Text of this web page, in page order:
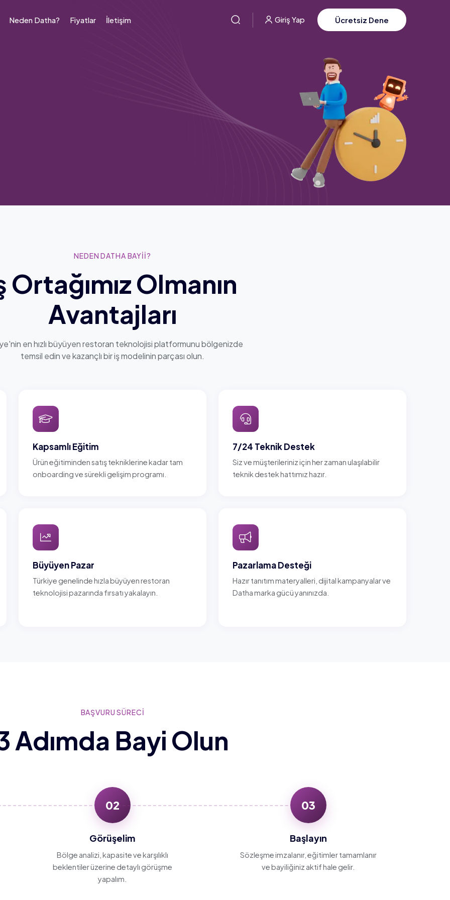
Neden Datha? Fiyatlar İletişim Giriş Yap Ücretsiz Dene
NEDEN DATHA BAYİİ?
Ortağımız Olmanın
Avantajları
en hızlı büyüyen restoran teknolojisi platformunu bölgenizde
temsil edin ve kazançlı bir iş modelinin parçası olun.
Kapsamlı Eğitim
Ürün eğitiminden satış tekniklerine kadar tam
onboarding ve sürekli gelişim programı.
7/24 Teknik Destek
Siz ve müşterileriniz için her zaman ulaşılabilir
teknik destek hattımız hazır.
Büyüyen Pazar
Türkiye genelinde hızla büyüyen restoran
teknolojisi pazarında fırsatı yakalayın.
Pazarlama Desteği
Hazır tanıtım materyalleri, dijital kampanyalar ve
Datha marka gücü yanınızda.
BAŞVURU SÜRECİ
Adımda Bayi Olun
02
Görüşelim
Bölge analizi, kapasite ve karşılıklı
beklentiler üzerine detaylı görüşme
yapalım.
03
Başlayın
Sözleşme imzalanır, eğitimler tamamlanır
ve bayiliğiniz aktif hale gelir.